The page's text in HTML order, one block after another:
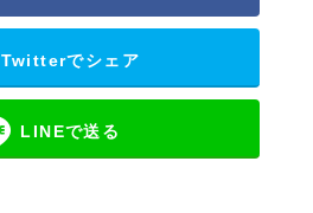
Twitterでシェア
LINEで送る